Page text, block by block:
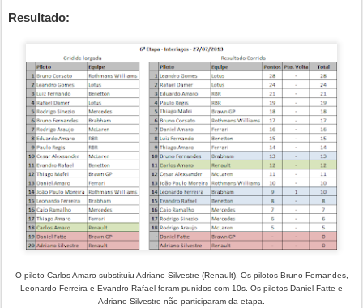
Resultado:
O piloto Carlos Amaro substituiu Adriano Silvestre (Renault). Os pilotos Bruno Fernandes,
Leonardo Ferreira e Evandro Rafael foram punidos com 10s. Os pilotos Daniel Fatte e
Adriano Silvestre não participaram da etapa.